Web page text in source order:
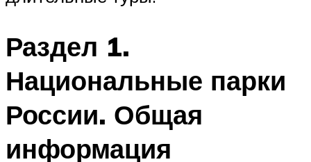
Раздел 1.
Национальные парки
России. Общая
информация